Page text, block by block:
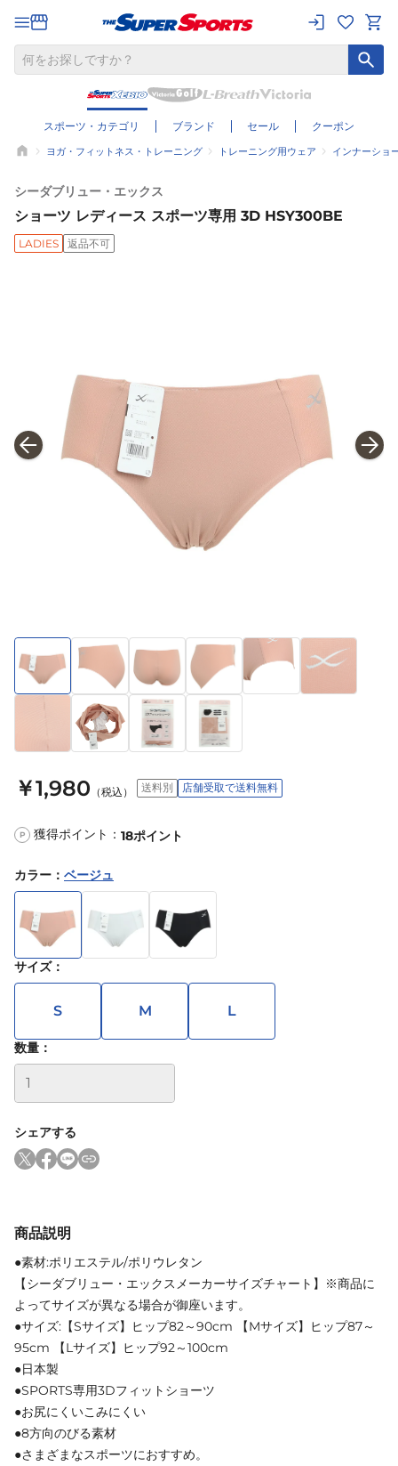
スポーツ・カテゴリ ブランド セール クーポン
ヨガ・フィットネス・トレーニング トレーニング用ウェア インナーショ
シーダブリュー・エックス
ショーツ レディース スポーツ専用 3D HSY300BE
LADIES 返品不可
￥1,980 （税込） 送料別 店舗受取で送料無料
P 獲得ポイント： 18ポイント
カラー ： ベージュ
サイズ：
S M L
数量：
シェアする
商品説明
●素材:ポリエステル/ポリウレタン
【シーダブリュー・エックスメーカーサイズチャート】※商品に
よってサイズが異なる場合が御座います。
●サイズ:【Sサイズ】ヒップ82～90cm 【Mサイズ】ヒップ87～
95cm 【Lサイズ】ヒップ92～100cm
●日本製
●SPORTS専用3Dフィットショーツ
●お尻にくいこみにくい
●8方向のびる素材
●さまざまなスポーツにおすすめ。